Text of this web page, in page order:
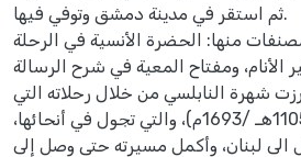
ثم استقر في مدينة دمشق وتوفي فيها.
منها: الحضرة الأنسية في الرحلة
الأنام، ومفتاح المعية في شرح الرسالة
شهرة النابلسي من خلال رحلاته التي
بدأت من دمشق سنة (1105هـ /1693م)، والتي تجول في أنحائها،
لبنان، وأكمل مسيرته حتى وصل إلى